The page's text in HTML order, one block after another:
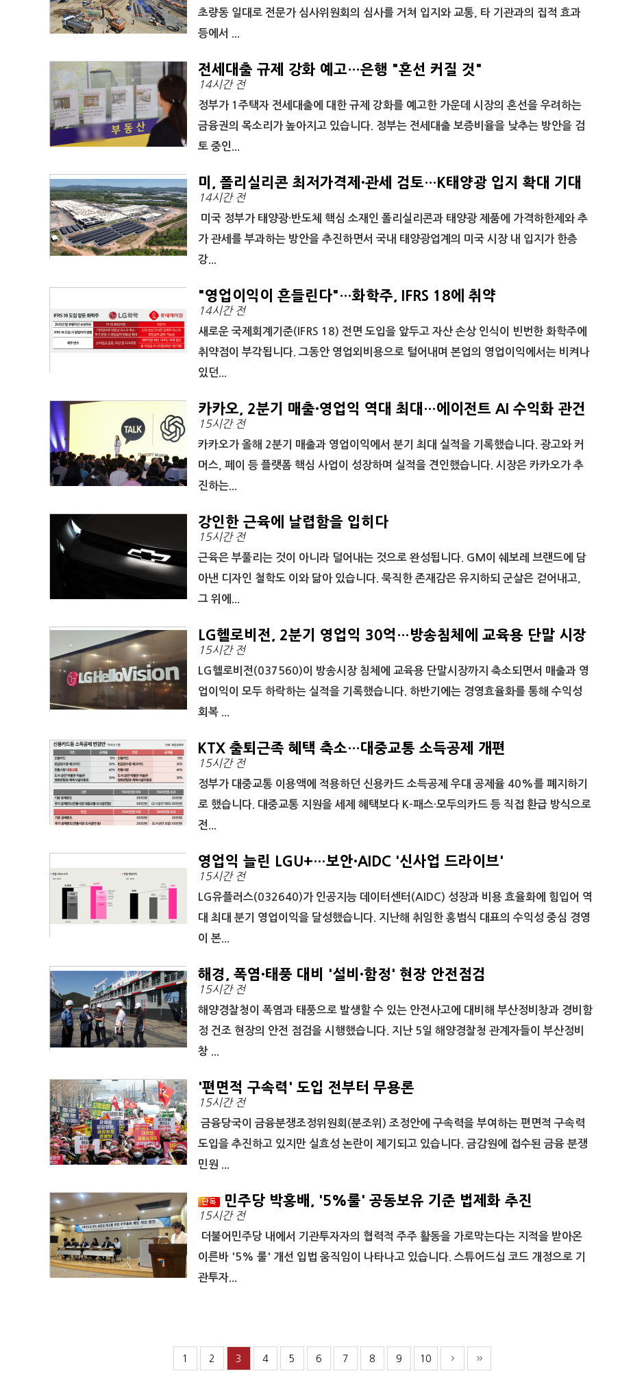
초량동 일대로 전문가 심사위원회의 심사를 거쳐 입지와 교통, 타 기관과의 집적 효과
등에서 ...
전세대출 규제 강화 예고…은행 "혼선 커질 것"
14시간 전
정부가 1주택자 전세대출에 대한 규제 강화를 예고한 가운데 시장의 혼선을 우려하는
금융권의 목소리가 높아지고 있습니다. 정부는 전세대출 보증비율을 낮추는 방안을 검
토 중인...
미, 폴리실리콘 최저가격제·관세 검토…K태양광 입지 확대 기대
14시간 전
미국 정부가 태양광·반도체 핵심 소재인 폴리실리콘과 태양광 제품에 가격하한제와 추
가 관세를 부과하는 방안을 추진하면서 국내 태양광업계의 미국 시장 내 입지가 한층
강...
"영업이익이 흔들린다"…화학주, IFRS 18에 취약
14시간 전
새로운 국제회계기준(IFRS 18) 전면 도입을 앞두고 자산 손상 인식이 빈번한 화학주에
취약점이 부각됩니다. 그동안 영업외비용으로 털어내며 본업의 영업이익에서는 비켜나
있던...
카카오, 2분기 매출·영업익 역대 최대…에이전트 AI 수익화 관건
15시간 전
카카오가 올해 2분기 매출과 영업이익에서 분기 최대 실적을 기록했습니다. 광고와 커
머스, 페이 등 플랫폼 핵심 사업이 성장하며 실적을 견인했습니다. 시장은 카카오가 추
진하는...
강인한 근육에 날렵함을 입히다
15시간 전
근육은 부풀리는 것이 아니라 덜어내는 것으로 완성됩니다. GM이 쉐보레 브랜드에 담
아낸 디자인 철학도 이와 닮아 있습니다. 묵직한 존재감은 유지하되 군살은 걷어내고,
그 위에...
LG헬로비전, 2분기 영업익 30억…방송침체에 교육용 단말 시장
도 축소
15시간 전
LG헬로비전(037560)이 방송시장 침체에 교육용 단말시장까지 축소되면서 매출과 영
업이익이 모두 하락하는 실적을 기록했습니다. 하반기에는 경영효율화를 통해 수익성
회복 ...
KTX 출퇴근족 혜택 축소…대중교통 소득공제 개편
15시간 전
정부가 대중교통 이용액에 적용하던 신용카드 소득공제 우대 공제율 40%를 폐지하기
로 했습니다. 대중교통 지원을 세제 혜택보다 K-패스·모두의카드 등 직접 환급 방식으로
전...
영업익 늘린 LGU+…보안·AIDC '신사업 드라이브'
15시간 전
LG유플러스(032640)가 인공지능 데이터센터(AIDC) 성장과 비용 효율화에 힘입어 역
대 최대 분기 영업이익을 달성했습니다. 지난해 취임한 홍범식 대표의 수익성 중심 경영
이 본...
해경, 폭염·태풍 대비 '설비·함정' 현장 안전점검
15시간 전
해양경찰청이 폭염과 태풍으로 발생할 수 있는 안전사고에 대비해 부산정비창과 경비함
정 건조 현장의 안전 점검을 시행했습니다. 지난 5일 해양경찰청 관계자들이 부산정비
창 ...
'편면적 구속력' 도입 전부터 무용론
15시간 전
금융당국이 금융분쟁조정위원회(분조위) 조정안에 구속력을 부여하는 편면적 구속력
도입을 추진하고 있지만 실효성 논란이 제기되고 있습니다. 금감원에 접수된 금융 분쟁
민원 ...
민주당 박홍배, '5%룰' 공동보유 기준 법제화 추진
15시간 전
더불어민주당 내에서 기관투자자의 협력적 주주 활동을 가로막는다는 지적을 받아온
이른바 '5% 룰' 개선 입법 움직임이 나타나고 있습니다. 스튜어드십 코드 개정으로 기
관투자...
1 2 3 4 5 6 7 8 9 10